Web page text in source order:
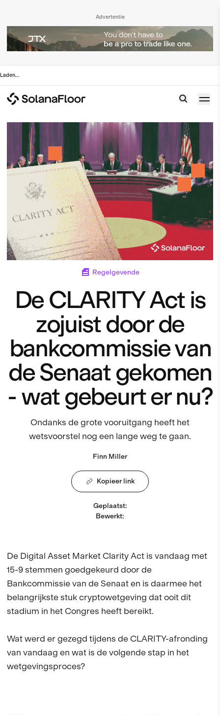
Advertentie
Laden...
Regelgevende
De CLARITY Act is
zojuist door de
bankcommissie van
de Senaat gekomen
- wat gebeurt er nu?
Ondanks de grote vooruitgang heeft het
wetsvoorstel nog een lange weg te gaan.
Finn Miller
Kopieer link
Geplaatst:
Bewerkt:
De Digital Asset Market Clarity Act is vandaag met
15-9 stemmen goedgekeurd door de
Bankcommissie van de Senaat en is daarmee het
belangrijkste stuk cryptowetgeving dat ooit dit
stadium in het Congres heeft bereikt.
Wat werd er gezegd tijdens de CLARITY-afronding
van vandaag en wat is de volgende stap in het
wetgevingsproces?